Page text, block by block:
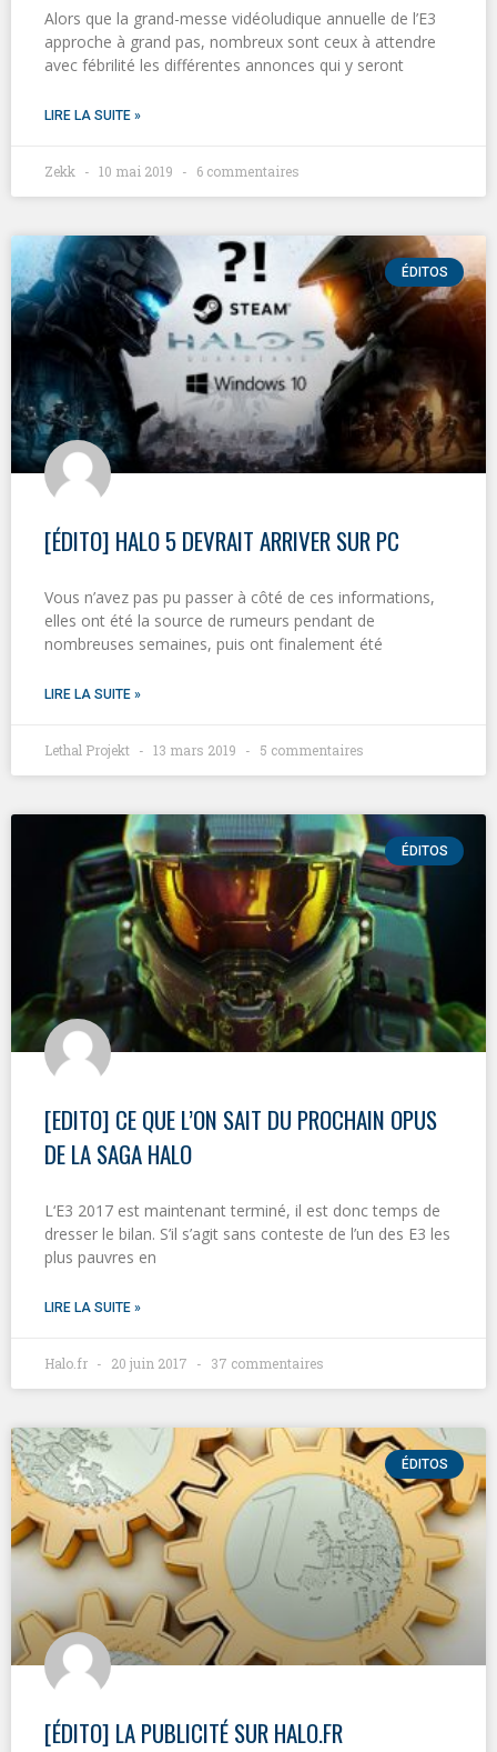
Alors que la grand-messe vidéoludique annuelle de l’E3
approche à grand pas, nombreux sont ceux à attendre
avec fébrilité les différentes annonces qui y seront
LIRE LA SUITE »
Zekk 10 mai 2019 6 commentaires
ÉDITOS
[ÉDITO] HALO 5 DEVRAIT ARRIVER SUR PC
Vous n’avez pas pu passer à côté de ces informations,
elles ont été la source de rumeurs pendant de
nombreuses semaines, puis ont finalement été
LIRE LA SUITE »
Lethal Projekt 13 mars 2019 5 commentaires
ÉDITOS
[EDITO] CE QUE L’ON SAIT DU PROCHAIN OPUS
DE LA SAGA HALO
L‘E3 2017 est maintenant terminé, il est donc temps de
dresser le bilan. S’il s’agit sans conteste de l’un des E3 les
plus pauvres en
LIRE LA SUITE »
Halo.fr 20 juin 2017 37 commentaires
ÉDITOS
[ÉDITO] LA PUBLICITÉ SUR HALO.FR